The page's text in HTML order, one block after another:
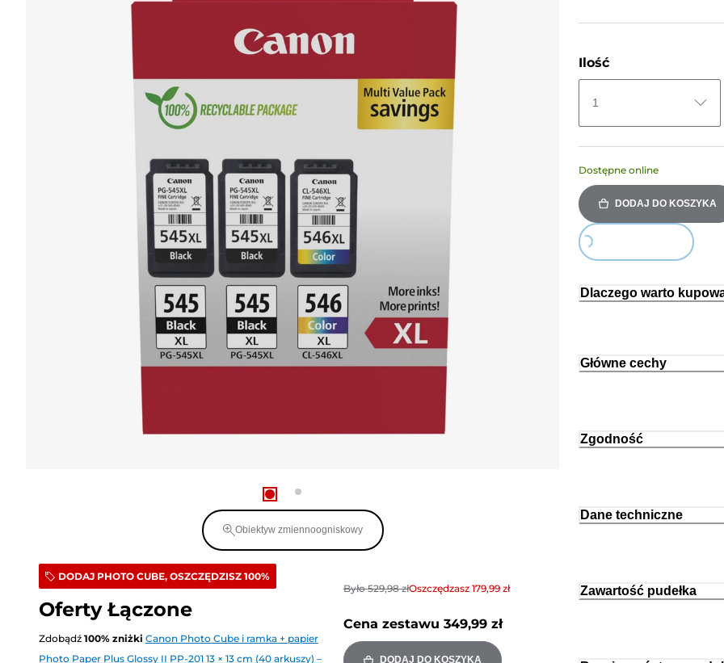
Obiektyw zmiennoogniskowy
DODAJ PHOTO CUBE, OSZCZĘDZISZ 100%
Oferty Łączone
Zdobądź 100% zniżki Canon Photo Cube i ramka + papier
Photo Paper Plus Glossy II PP-201 13 × 13 cm (40 arkuszy) –
Było529,98 złOszczędzasz 179,99 zł
Cena zestawu 349,99 zł
DODAJ DO KOSZYKA
Ilość
1
Dostępne online
DODAJ DO KOSZYKA
Loading...
Dlaczego warto
Główne cechy
Zgodność
Dane techniczne
Zawartość pudełka